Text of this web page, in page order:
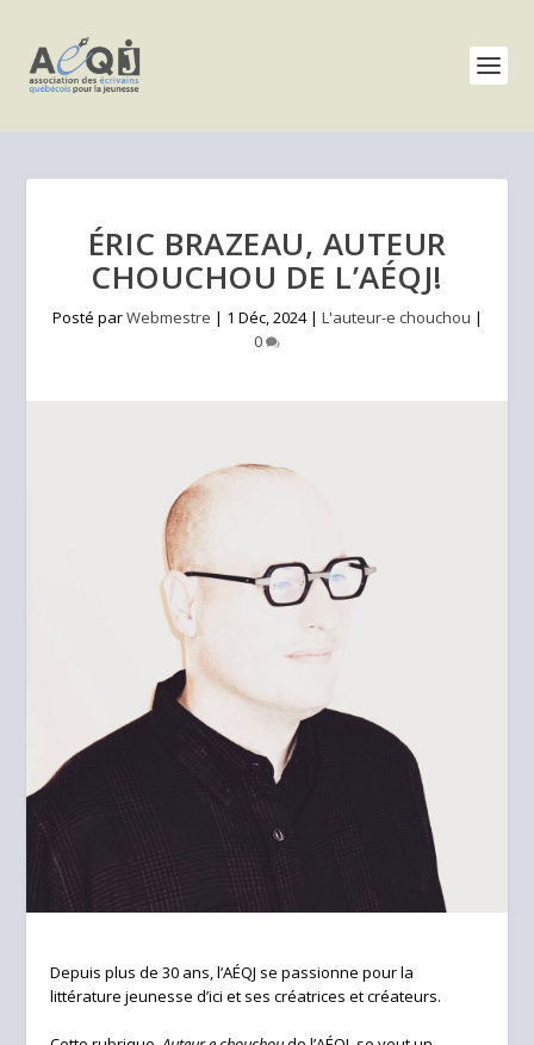
ÉRIC BRAZEAU, AUTEUR
CHOUCHOU DE L’AÉQJ!
Posté parWebmestre | 1 Déc, 2024| L'auteur-e chouchou |
0
Depuis plus de 30 ans, l’AÉQJ se passionne pour la
littérature jeunesse d’ici et ses créatrices et créateurs.